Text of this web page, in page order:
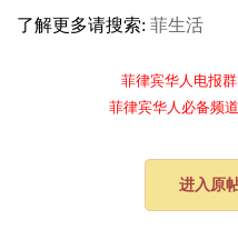
了解更多请搜索: 菲生活
菲律宾华人电报
菲律宾华人必备频
进入原